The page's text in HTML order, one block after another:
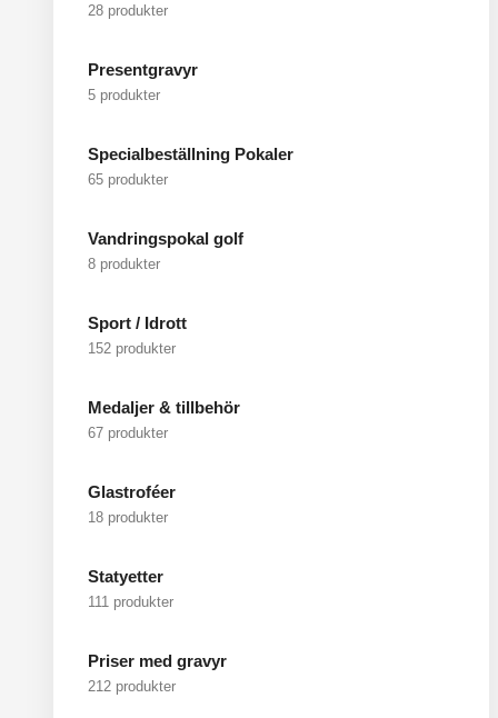
28 produkter
Presentgravyr
5 produkter
Specialbeställning Pokaler
65 produkter
Vandringspokal golf
8 produkter
Sport / Idrott
152 produkter
Medaljer & tillbehör
67 produkter
Glastroféer
18 produkter
Statyetter
111 produkter
Priser med gravyr
212 produkter